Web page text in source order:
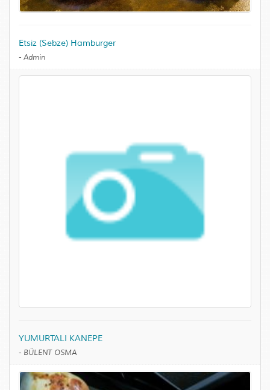
Etsiz (Sebze) Hamburger
- Admin
YUMURTALI KANEPE
- BÜLENT OSMA